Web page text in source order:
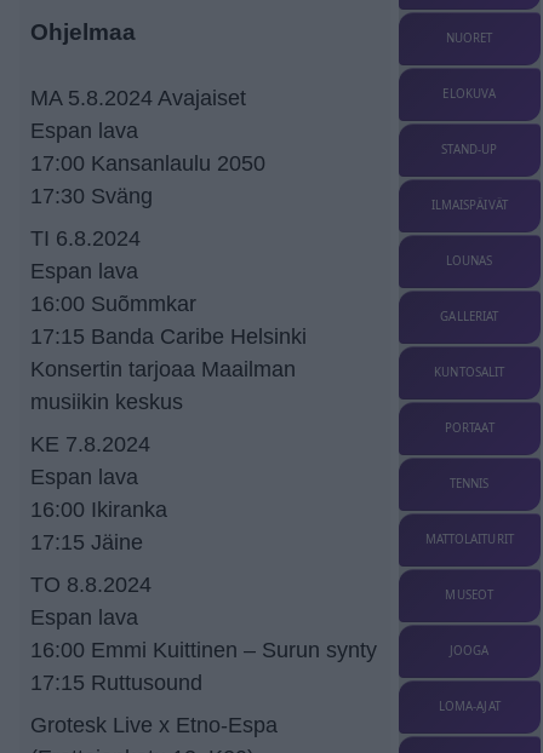
Ohjelmaa
MA 5.8.2024 Avajaiset
Espan lava
17:00 Kansanlaulu 2050
17:30 Sväng
TI 6.8.2024
Espan lava
16:00 Suõmmkar
17:15 Banda Caribe Helsinki
Konsertin tarjoaa Maailman
musiikin keskus
KE 7.8.2024
Espan lava
16:00 Ikiranka
17:15 Jäine
TO 8.8.2024
Espan lava
16:00 Emmi Kuittinen – Surun synty
17:15 Ruttusound
Grotesk Live x Etno-Espa
NUORET
ELOKUVA
STAND-UP
ILMAISPÄIVÄT
LOUNAS
GALLERIAT
KUNTOSALIT
PORTAAT
TENNIS
MATTOLAITURIT
MUSEOT
JOOGA
LOMA-AJAT